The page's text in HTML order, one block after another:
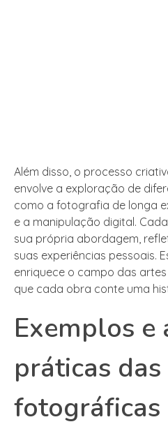
Além disso, o processo
envolve a exploração de
como a fotografia de longa
e a manipulação digital.
sua própria abordagem,
suas experiências pessoais.
enriquece o campo das
que cada obra conte uma
Exemplos e
práticas
fotográficas